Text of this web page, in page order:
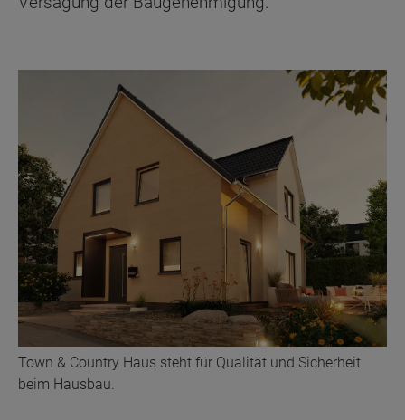
Town & Country Haus steht für Qualität und Sicherheit
beim Hausbau.